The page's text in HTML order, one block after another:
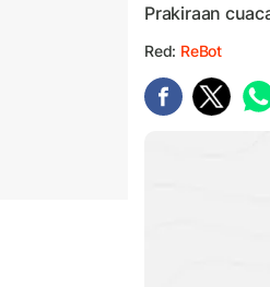
Prakiraan
Red: ReBot